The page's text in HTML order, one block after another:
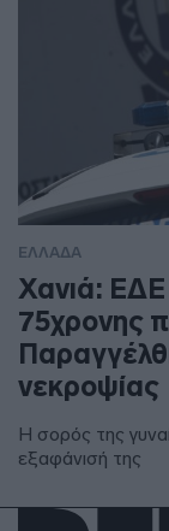
ΕΛΛΑΔΑ
Χανιά: ΕΔΕ
75χρονης
νεκροψίας
Η σορός της
εξαφάνισή της